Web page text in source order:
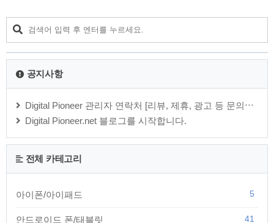
공지사항
Digital Pioneer 관리자 연락처 [리뷰, 제휴, 광고 등 문의⋯
Digital Pioneer.net 블로그를 시작합니다.
전체 카테고리
아이폰/아이패드 5
안드로이드 폰/태블릿 41